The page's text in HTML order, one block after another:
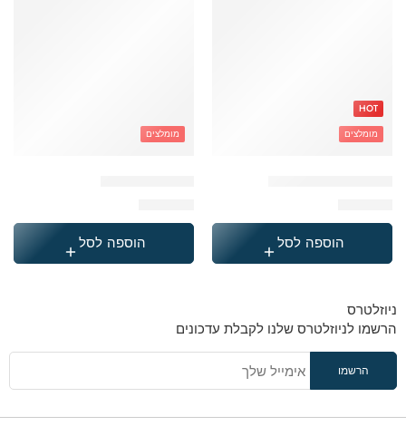
HOT
מומלצים
הוספה לסל
מומלצים
הוספה לסל
ניוזלטרס
הרשמו לניוזלטרס שלנו לקבלת עדכונים